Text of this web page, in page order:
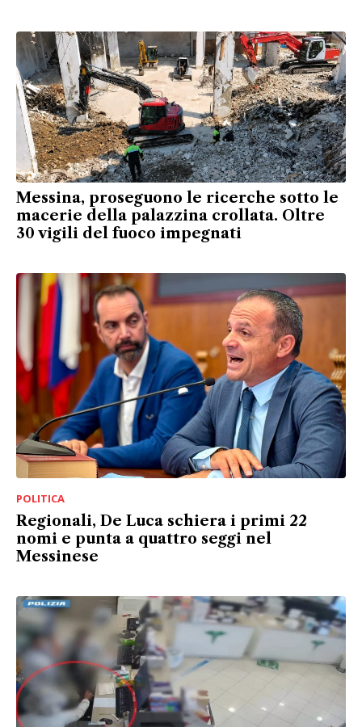
Messina, proseguono le ricerche sotto le
macerie della palazzina crollata. Oltre
30 vigili del fuoco impegnati
POLITICA
Regionali, De Luca schiera i primi 22
nomi e punta a quattro seggi nel
Messinese